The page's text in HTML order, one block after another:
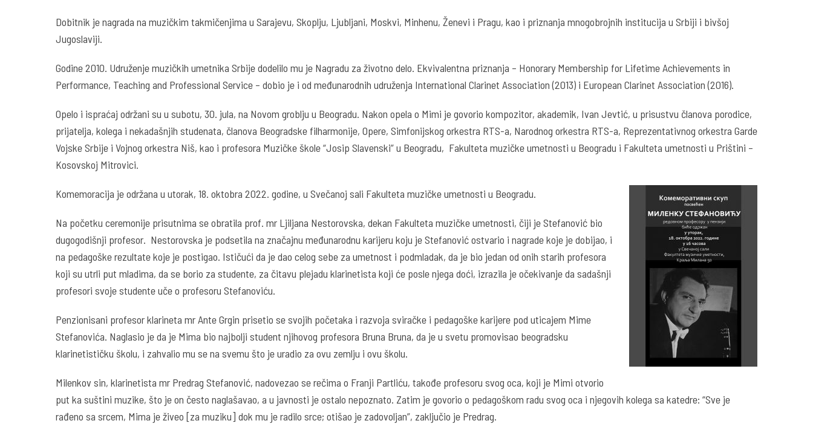
Dobitnik je nagrada na muzičkim takmičenjima u Sarajevu, Skoplju, Ljubljani, Moskvi, Minhenu, Ženevi i Pragu, kao i priznanja mnogobrojnih institucija u Srbiji i bivšoj
Jugoslaviji.
Godine 2010. Udruženje muzičkih umetnika Srbije dodelilo mu je Nagradu za životno delo. Ekvivalentna priznanja – Honorary Membership for Lifetime Achievements in
Performance, Teaching and Professional Service – dobio je i od međunarodnih udruženja International Clarinet Association (2013) i European Clarinet Association (2016).
Opelo i ispraćaj održani su u subotu, 30. jula, na Novom groblju u Beogradu. Nakon opela o Mimi je govorio kompozitor, akademik, Ivan Jevtić, u prisustvu članova porodice,
prijatelja, kolega i nekadašnjih studenata, članova Beogradske filharmonije, Opere, Simfonijskog orkestra RTS-a, Narodnog orkestra RTS-a, Reprezentativnog orkestra Garde
Vojske Srbije i Vojnog orkestra Niš, kao i profesora Muzičke škole “Josip Slavenski” u Beogradu, Fakulteta muzičke umetnosti u Beogradu i Fakulteta umetnosti u Prištini –
Kosovskoj Mitrovici.
Komemoracija je održana u utorak, 18. oktobra 2022. godine, u Svečanoj sali Fakulteta muzičke umetnosti u Beogradu.
Na početku ceremonije prisutnima se obratila prof. mr Ljiljana Nestorovska, dekan Fakulteta muzičke umetnosti, čiji je Stefanović bio
dugogodišnji profesor. Nestorovska je podsetila na značajnu međunarodnu karijeru koju je Stefanović ostvario i nagrade koje je dobijao, i
na pedagoške rezultate koje je postigao. Ističući da je dao celog sebe za umetnost i podmladak, da je bio jedan od onih starih profesora
koji su utrli put mladima, da se borio za studente, za čitavu plejadu klarinetista koji će posle njega doći, izrazila je očekivanje da sadašnji
profesori svoje studente uče o profesoru Stefanoviću.
Penzionisani profesor klarineta mr Ante Grgin prisetio se svojih početaka i razvoja sviračke i pedagoške karijere pod uticajem Mime
Stefanovića. Naglasio je da je Mima bio najbolji student njihovog profesora Bruna Bruna, da je u svetu promovisao beogradsku
klarinetističku školu, i zahvalio mu se na svemu što je uradio za ovu zemlju i ovu školu.
Milenkov sin, klarinetista mr Predrag Stefanović, nadovezao se rečima o Franji Partliću, takođe profesoru svog oca, koji je Mimi otvorio
put ka suštini muzike, što je on često naglašavao, a u javnosti je ostalo nepoznato. Zatim je govorio o pedagoškom radu svog oca i njegovih kolega sa katedre: “Sve je
rađeno sa srcem, Mima je živeo [za muziku] dok mu je radilo srce; otišao je zadovoljan”, zaključio je Predrag.